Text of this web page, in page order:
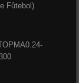
Fûtebol)